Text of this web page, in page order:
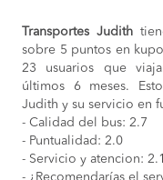
Jauja
Lima a
Huancayo
Lima a
La Merced
Transportes Judith
sobre 5 puntos en
23 usuarios que
últimos 6 meses.
Judith y su servicio en
- Calidad del bus: 2.7
- Puntualidad: 2.0
- Servicio y atencion: 2.1
- ¿Recomendarías el